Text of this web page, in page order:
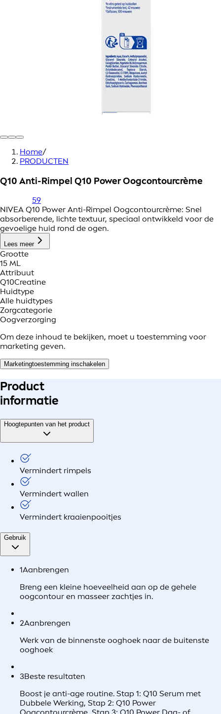
Home/
PRODUCTEN
Q10 Anti-Rimpel Q10 Power Oogcontourcrème
59
NIVEA Q10 Power Anti-Rimpel Oogcontourcrème: Snel
absorberende, lichte textuur, speciaal ontwikkeld voor de
gevoelige huid rond de ogen.
Lees meer
Grootte
15 ML
Attribuut
Q10Creatine
Huidtype
Alle huidtypes
Zorgcategorie
Oogverzorging
Om deze inhoud te bekijken, moet u toestemming voor
marketing geven.
Marketingtoestemming inschakelen
Product
informatie
Hoogtepunten van het product
Vermindert rimpels
Vermindert wallen
Vermindert kraaienpooitjes
Gebruik
1Aanbrengen
Breng een kleine hoeveelheid aan op de gehele
oogcontour en masseer zachtjes in.
2Aanbrengen
Werk van de binnenste ooghoek naar de buitenste
ooghoek
3Beste resultaten
Boost je anti-age routine. Stap 1: Q10 Serum met
Dubbele Werking, Stap 2: Q10 Power